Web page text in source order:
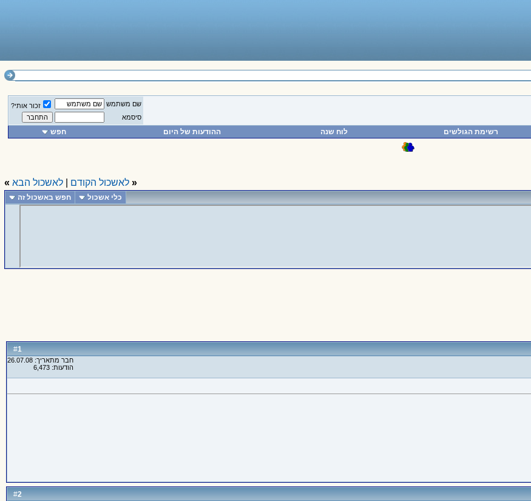
שם משתמש
זכור אותי?
סיסמא
רשימת הגולשים לוח שנה ההודעות של היום חפש
« לאשכול הקודם לאשכול הבא »
כלי אשכול חפש באשכול זה
#
1
חבר מתאריך: 26.07.08
הודעות: 6,473
#
2